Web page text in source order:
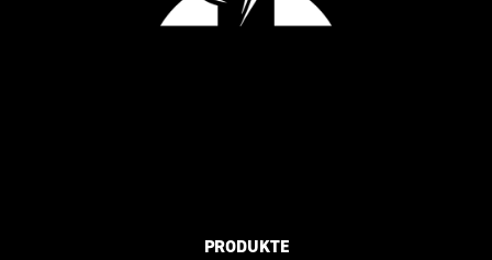
PRODUKTE